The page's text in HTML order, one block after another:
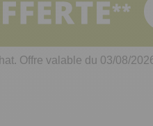
cuisine
intimité
Offre valable du 03/08/